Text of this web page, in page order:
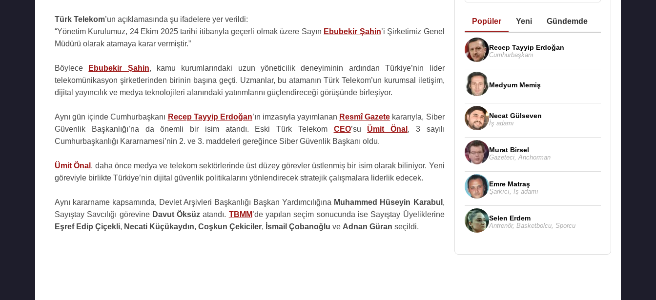
Türk Telekom’un açıklamasında şu ifadelere yer verildi:
“Yönetim Kurulumuz, 24 Ekim 2025 tarihi itibarıyla geçerli olmak üzere Sayın Ebubekir Şahin’i Şirketimiz Genel
Müdürü olarak atamaya karar vermiştir.”
Böylece Ebubekir Şahin, kamu kurumlarındaki uzun yöneticilik deneyiminin ardından Türkiye’nin lider
telekomünikasyon şirketlerinden birinin başına geçti. Uzmanlar, bu atamanın Türk Telekom’un kurumsal iletişim,
dijital yayıncılık ve medya teknolojileri alanındaki yatırımlarını güçlendireceği görüşünde birleşiyor.
Aynı gün içinde Cumhurbaşkanı Recep Tayyip Erdoğan’ın imzasıyla yayımlanan Resmî Gazete kararıyla, Siber
Güvenlik Başkanlığı’na da önemli bir isim atandı. Eski Türk Telekom CEO’su Ümit Önal , 3 sayılı
Cumhurbaşkanlığı Kararnamesi’nin 2. ve 3. maddeleri gereğince Siber Güvenlik Başkanı oldu.
Ümit Önal , daha önce medya ve telekom sektörlerinde üst düzey görevler üstlenmiş bir isim olarak biliniyor. Yeni
göreviyle birlikte Türkiye’nin dijital güvenlik politikalarını yönlendirecek stratejik çalışmalara liderlik edecek.
Aynı kararname kapsamında, Devlet Arşivleri Başkanlığı Başkan Yardımcılığına Muhammed Hüseyin Karabul ,
Sayıştay Savcılığı görevine Davut Öksüz atandı. TBMM’de yapılan seçim sonucunda ise Sayıştay Üyeliklerine
Eşref Edip Çiçekli, Necati Küçükaydın, Coşkun Çekiciler, İsmail Çobanoğlu ve Adnan Güran seçildi.
Popüler Yeni Gündemde
Recep Tayyip Erdoğan
Cumhurbaşkanı
Medyum Memiş
Necat Gülseven
İş adamı
Murat Birsel
Gazeteci, Anchorman
Emre Matraş
Şarkıcı İş adamı
Selen Erdem
Antrenör, Basketbolcu, Sporcu